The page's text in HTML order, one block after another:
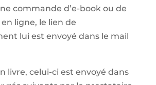
commande d’e-book ou de
ligne, le lien de
lui est envoyé dans le mail
livre, celui-ci est envoyé dans